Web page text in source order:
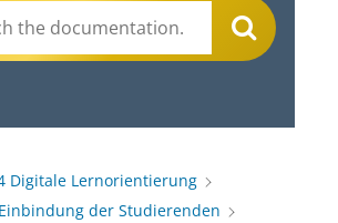
Digitale Lernorientierung
der Studierenden